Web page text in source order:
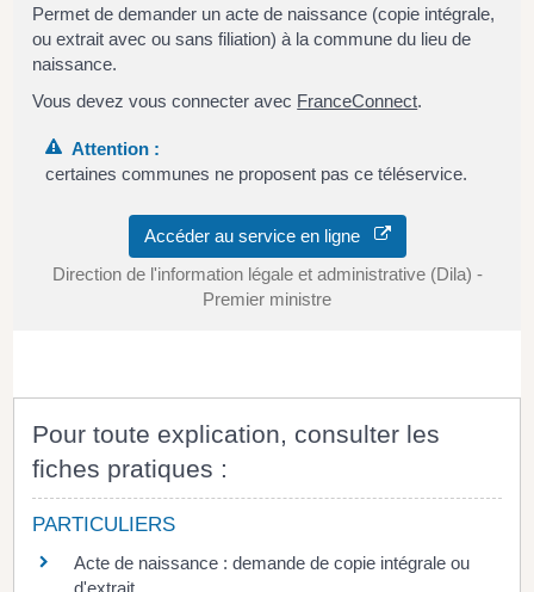
Permet de demander un acte de naissance (copie intégrale,
ou extrait avec ou sans filiation) à la commune du lieu de
naissance.
Vous devez vous connecter avec FranceConnect.
Attention :
certaines communes ne proposent pas ce téléservice.
Accéder au service en ligne
Direction de l'information légale et administrative (Dila) -
Premier ministre
Pour toute explication, consulter les
fiches pratiques :
PARTICULIERS
Acte de naissance : demande de copie intégrale ou
d'extrait